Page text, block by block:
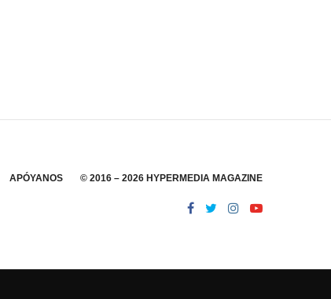
APÓYANOS © 2016 – 2026 HYPERMEDIA MAGAZINE